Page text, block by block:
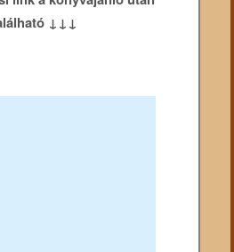
↓↓↓